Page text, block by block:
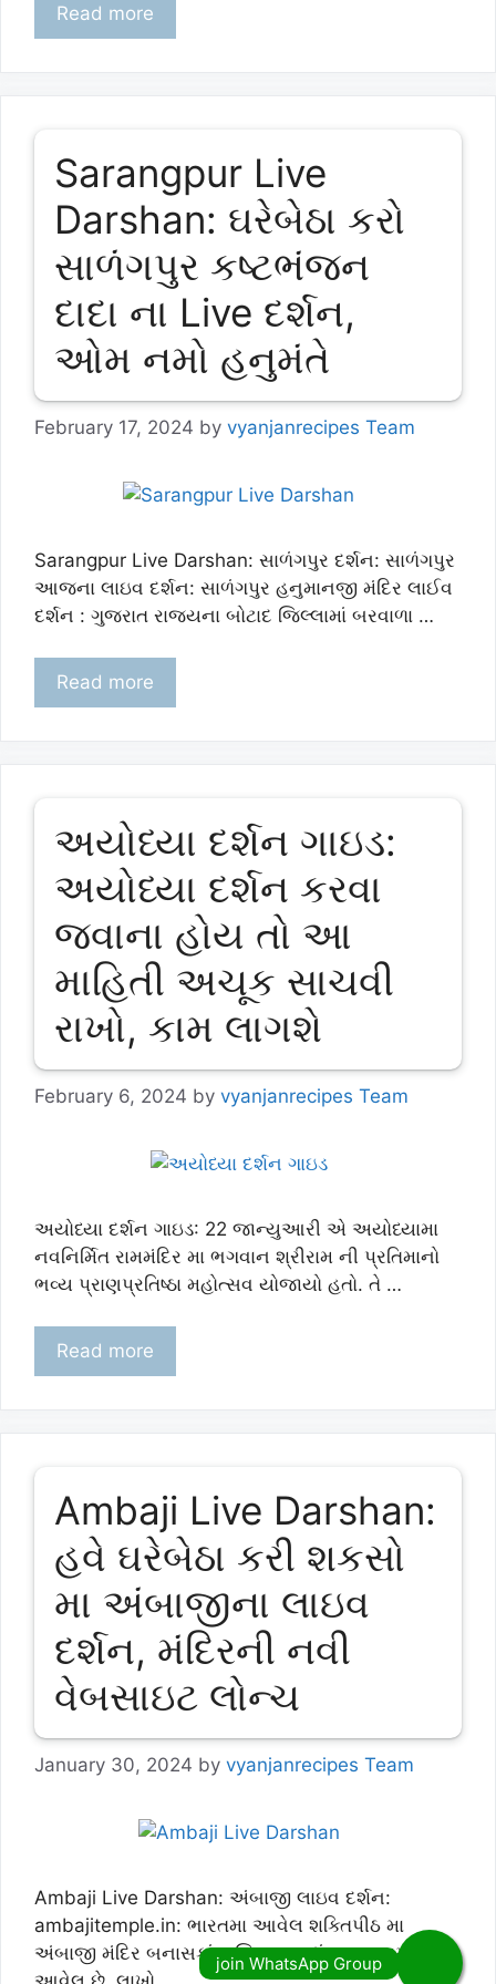
Read more
Sarangpur Live
Darshan: ઘરેબેઠા કરો
સાળંગપુર કષ્ટભંજન
દાદા ના Live દર્શન,
ઓમ નમો હનુમંતે
February 17, 2024 by vyanjanrecipes Team
Sarangpur Live Darshan: સાળંગપુર દર્શન: સાળંગપુર
આજના લાઇવ દર્શન: સાળંગપુર હનુમાનજી મંદિર લાઈવ
દર્શન : ગુજરાત રાજ્યના બોટાદ જિલ્લામાં બરવાળા …
Read more
અયોધ્યા દર્શન ગાઇડ:
અયોધ્યા દર્શન કરવા
જવાના હોય તો આ
માહિતી અચૂક સાચવી
રાખો, કામ લાગશે
February 6, 2024 by vyanjanrecipes Team
અયોધ્યા દર્શન ગાઇડ: 22 જાન્યુઆરી એ અયોધ્યામા
નવનિર્મિત રામમંદિર મા ભગવાન શ્રીરામ ની પ્રતિમાનો
ભવ્ય પ્રાણપ્રતિષ્ઠા મહોત્સવ યોજાયો હતો. તે …
Read more
Ambaji Live Darshan:
હવે ઘરેબેઠા કરી શકસો
મા અંબાજીના લાઇવ
દર્શન, મંદિરની નવી
વેબસાઇટ લોન્ચ
January 30, 2024 by vyanjanrecipes Team
Ambaji Live Darshan: અંબાજી લાઇવ દર્શન:
ambajitemple.in: ભારતમા આવેલ શક્તિપીઠ મા
અંબાજી મંદિર બનાસકાંઠા જિલ્લામા દાંતા તાલુકામા